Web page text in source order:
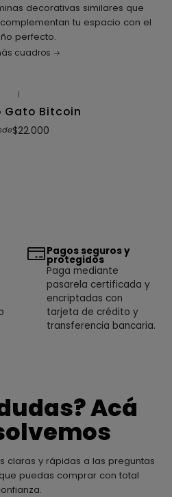
decorativas similares que
tu espacio con el
perfecto.
cuadros
|
Gato Bitcoin
$22.000
Pagos seguros y
protegidos
Paga mediante
pasarela certificada y
encriptadas con
tarjeta de crédito y
transferencia bancaria.
Acá
claras y rápidas a las preguntas
puedas comprar con total